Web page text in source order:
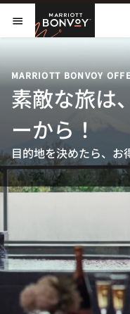
Skip to Content
メニューを開く
MARRIOTT BONVOY
素敵な旅は
ーから！
目的地を決めたら、お